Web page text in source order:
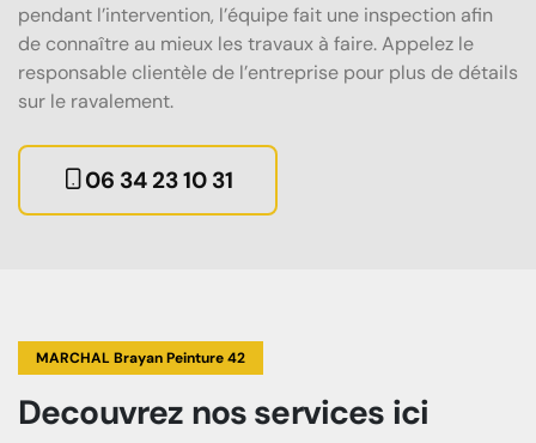
pendant l’intervention, l’équipe fait une inspection afin
de connaître au mieux les travaux à faire. Appelez le
responsable clientèle de l’entreprise pour plus de détails
sur le ravalement.
06 34 23 10 31
MARCHAL Brayan Peinture 42
Decouvrez nos services ici